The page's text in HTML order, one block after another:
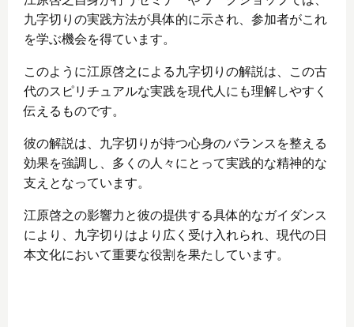
九字切りの実践方法が具体的に示され、参加者がこれ
を学ぶ機会を得ています。
このように江原啓之による九字切りの解説は、この古
代のスピリチュアルな実践を現代人にも理解しやすく
伝えるものです。
彼の解説は、九字切りが持つ心身のバランスを整える
効果を強調し、多くの人々にとって実践的な精神的な
支えとなっています。
江原啓之の影響力と彼の提供する具体的なガイダンス
により、九字切りはより広く受け入れられ、現代の日
本文化において重要な役割を果たしています。